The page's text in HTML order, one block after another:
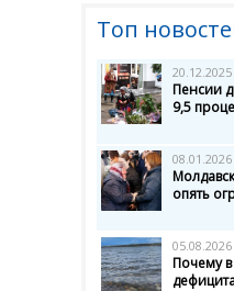
Топ
20.12.2025
Пенсии
9,5
08.01.2026
опять
05.08.2026
Почему